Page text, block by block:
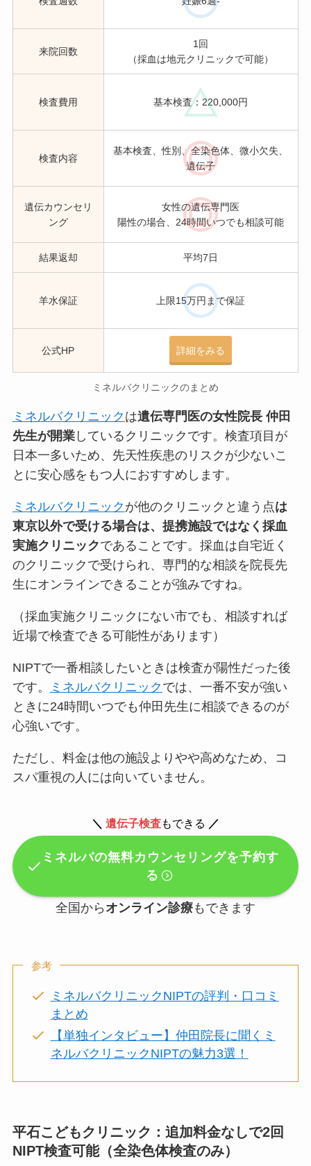
来院回数
1回
（採血は地元クリニックで可能）
検査費用 基本検査：220,000円
検査内容
基本検査、性別、全染色体、微小欠失、
遺伝子
遺伝カウンセリ
ング
女性の遺伝専門医
陽性の場合、24時間いつでも相談可能
結果返却 平均7日
羊水保証 上限15万円まで保証
公式HP 詳細をみる
ミネルバクリニックのまとめ
ミネルバクリニック は遺伝専門医の女性院長 仲田
先生が開業しているクリニックです。検査項目が
日本一多いため、先天性疾患のリスクが少ないこ
とに安心感をもつ人におすすめします。
ミネルバクリニック が他のクリニックと違う点は
東京以外で受ける場合は、提携施設ではなく採血
実施クリニックであることです。 採血は自宅近く
のクリニックで受けられ、専門的な相談を院長先
生にオンラインできる ことが強みですね。
（採血実施クリニックにない市でも、相談すれば
近場で検査できる可能性があります）
NIPTで一番相談したいときは検査が陽性だった後
です。
ミネルバクリニック では、 一番不安が強い
ときに24時間いつでも仲田先生に相談できるのが
心強いです。
ただし、 料金は他の施設よりやや高めなため、コ
スパ重視の人には向いていません。
＼ 遺伝子検査もできる ／
ミネルバの無料カウンセリングを予約す
る
全国から オンライン診療もできます
参考
ミネルバクリニックNIPTの評判・口コミ
まとめ
【単独インタビュー】仲田院長に聞くミ
ネルバクリニックNIPTの魅力3選！
平石こどもクリニック：追加料金なしで2回
NIPT検査可能（全染色体検査のみ）